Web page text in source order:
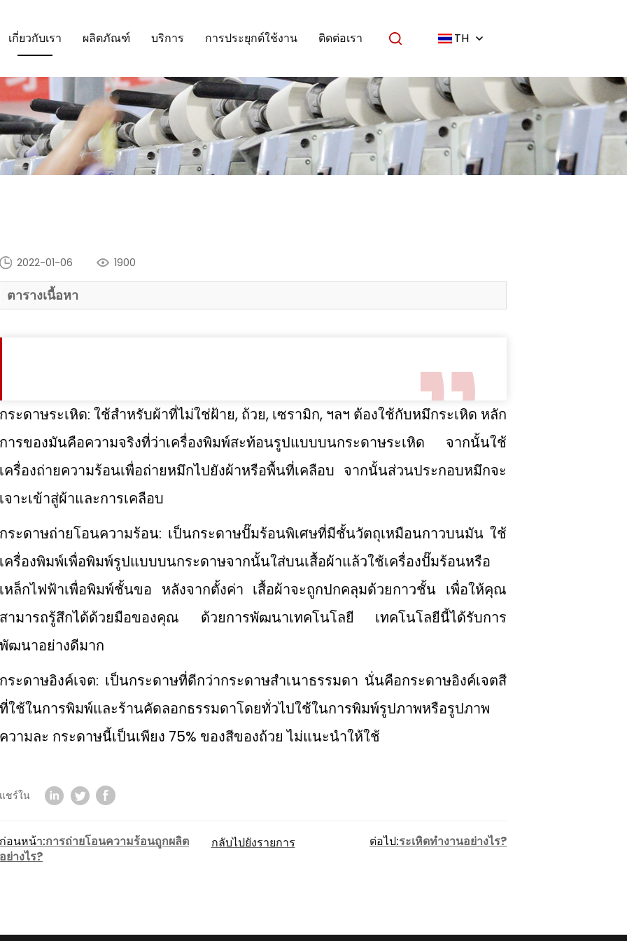
TH
เกี่ยวกับเรา ผลิตภัณฑ์ บริการ การประยุกต์ใช้งาน ติดต่อเรา
2022-01-06 1900
ตารางเนื้อหา
กระดาษระเหิด: ใช้สำหรับผ้าที่ไม่ใช่ฝ้าย, ถ้วย, เซรามิก, ฯลฯ ต้องใช้กับหมึกระเหิด หลัก
การของมันคือความจริงที่ว่าเครื่องพิมพ์สะท้อนรูปแบบบนกระดาษระเหิด จากนั้นใช้
เครื่องถ่ายความร้อนเพื่อถ่ายหมึกไปยังผ้าหรือพื้นที่เคลือบ จากนั้นส่วนประกอบหมึกจะ
เจาะเข้าสู่ผ้าและการเคลือบ
กระดาษถ่ายโอนความร้อน: เป็นกระดาษปั๊มร้อนพิเศษที่มีชั้นวัตถุเหมือนกาวบนมัน ใช้
เครื่องพิมพ์เพื่อพิมพ์รูปแบบบนกระดาษจากนั้นใส่บนเสื้อผ้าแล้วใช้เครื่องปั๊มร้อนหรือ
เหล็กไฟฟ้าเพื่อพิมพ์ชั้นขอ หลังจากตั้งค่า เสื้อผ้าจะถูกปกคลุมด้วยกาวชั้น เพื่อให้คุณ
สามารถรู้สึกได้ด้วยมือของคุณ ด้วยการพัฒนาเทคโนโลยี เทคโนโลยีนี้ได้รับการ
พัฒนาอย่างดีมาก
กระดาษอิงค์เจต: เป็นกระดาษที่ดีกว่ากระดาษสําเนาธรรมดา นั่นคือกระดาษอิงค์เจตสี
ที่ใช้ในการพิมพ์และร้านคัดลอกธรรมดาโดยทั่วไปใช้ในการพิมพ์รูปภาพหรือรูปภาพ
ความละ กระดาษนี้เป็นเพียง 75% ของสีของถ้วย ไม่แนะนำให้ใช้
แชร์ใน
ก่อนหน้า:การถ่ายโอนความร้อนถูกผลิต
อย่างไร?
ต่อไป:ระเหิดทำงานอย่างไร?
กลับไปยังรายการ